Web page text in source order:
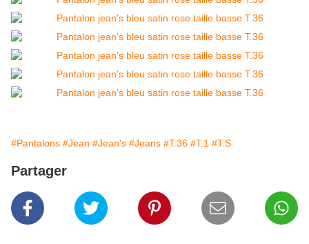
#Pantalons #Jean #Jean's #Jeans #T.36 #T.1 #T.S
Partager